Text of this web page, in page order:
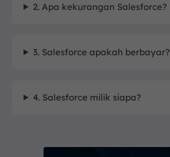
2. Apa kekurangan Salesforce?
3. Salesforce apakah berbayar?
4. Salesforce milik siapa?